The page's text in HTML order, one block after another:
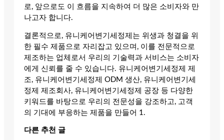
로, 앞으로도 이 흐름을 지속하여 더 많은 소비자와 만
나고자 합니다.
결론적으로, 유니케어변기세정제는 위생과 청결을 위
한 필수 제품으로 자리잡고 있으며, 이를 전문적으로
제조하는 업체로서 우리의 기술력과 서비스는 소비자
에게 신뢰를 줄 수 있습니다. 유니케어변기세정제 제
조, 유니케어변기세정제 ODM 생산, 유니케어변기세
정제 제조회사, 유니케어변기세정제 공장 등 다양한
키워드를 바탕으로 우리의 전문성을 강조하고, 고객
의 기대에 부응하는 제품을 만들어 1.
다른 추천 글